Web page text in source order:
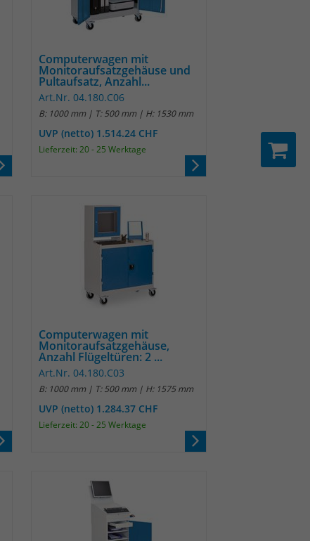
Computerwagen mit
Monitoraufsatzgehäuse und
Pultaufsatz, Anzahl...
Art.Nr. 04.180.C06
B: 1000 mm | T: 500 mm | H: 1530 mm
UVP (netto) 1.514.24 CHF
Lieferzeit: 20 - 25 Werktage
Computerwagen mit
Monitoraufsatzgehäuse,
Anzahl Flügeltüren: 2 ...
Art.Nr. 04.180.C03
B: 1000 mm | T: 500 mm | H: 1575 mm
UVP (netto) 1.284.37 CHF
Lieferzeit: 20 - 25 Werktage